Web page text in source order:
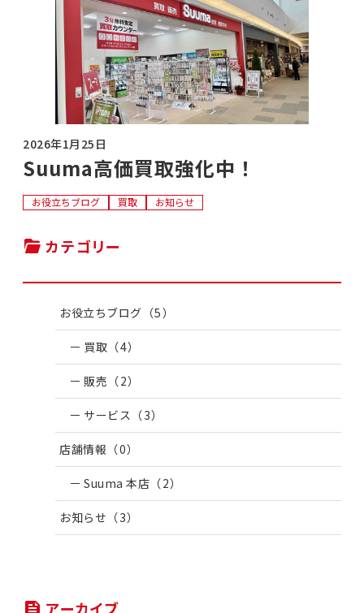
2026年1月25日
Suuma高価買取強化中！
お役立ちブログ 買取 お知らせ
カテゴリー
お役立ちブログ （5）
買取 （4）
販売 （2）
サービス （3）
店舗情報 （0）
Suuma 本店 （2）
お知らせ （3）
アーカイブ